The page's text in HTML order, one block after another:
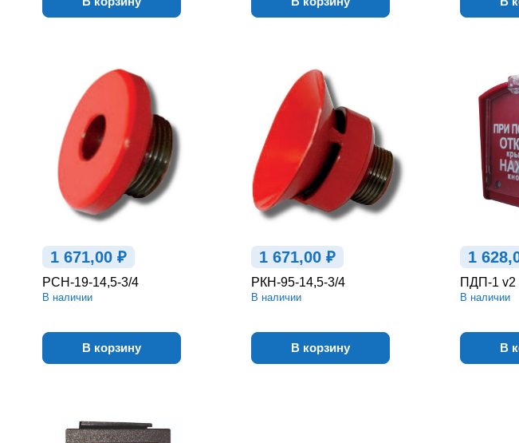
1 671,00 ₽
РСН-19-14,5-3/4
В наличии
В корзину
1 671,00 ₽
РКН-95-14,5-3/4
В наличии
В корзину
1
ПДП-1 v2
В наличии
В